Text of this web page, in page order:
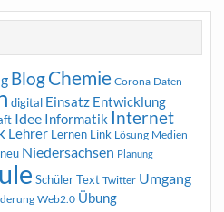
BlogChemie Corona Daten
digital Einsatz Entwicklung
Idee Informatik Internet
Lehrer Lernen Link Lösung Medien
neu Niedersachsen Planung
Schüler Text Twitter Umgang
Web2.0 Übung